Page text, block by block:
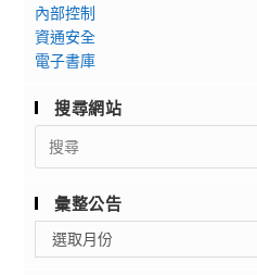
內部控制
資通安全
電子書庫
搜尋網站
Search
for:
彙整公告
整
選取月份